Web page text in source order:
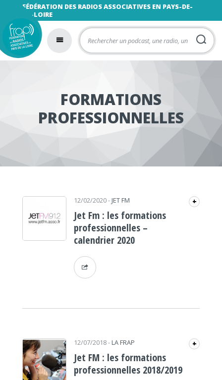
FÉDÉRATION DES RADIOS ASSOCIATIVES EN PAYS-DE-
LA-LOIRE
FORMATIONS
PROFESSIONNELLES
12/02/2020- JET FM +
Jet Fm : les formations
professionnelles –
calendrier 2020
12/07/2018- LA FRAP +
Jet FM : les formations
professionnelles 2018/2019